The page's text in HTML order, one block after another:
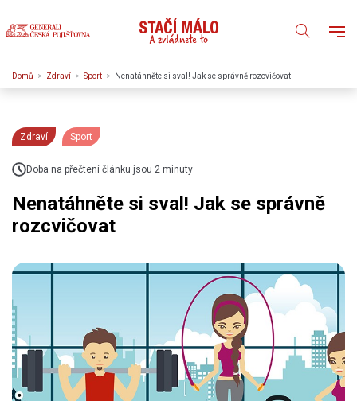
Domů Zdraví Sport Nenatáhněte si sval! Jak se správně rozcvičovat
Zdraví Sport
Doba na přečtení článku jsou 2 minuty
Nenatáhněte si sval! Jak se správně
rozcvičovat